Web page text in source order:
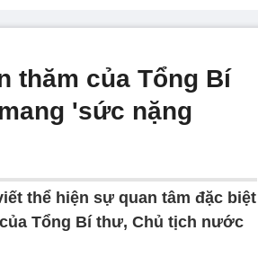
thăm của Tổng Bí
'sức nặng
thể hiện sự quan tâm đặc biệt
Tổng Bí thư, Chủ tịch nước